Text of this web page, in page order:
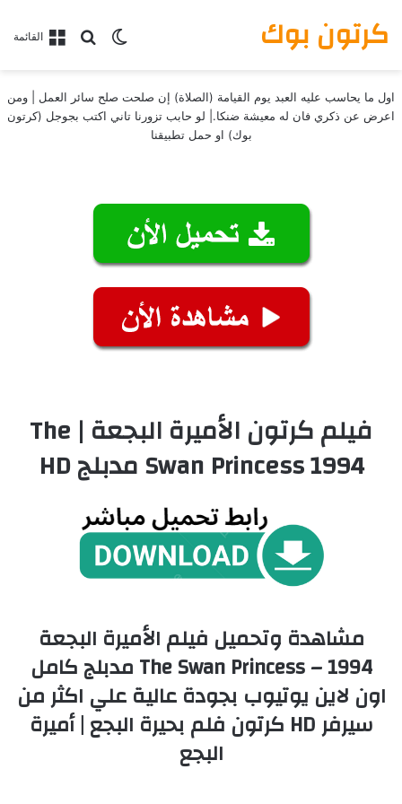
القائمةبحث عن
الوضع المظلم كرتون بوك
اول ما يحاسب عليه العبد يوم القيامة (الصلاة) إن صلحت صلح سائر العمل | ومن
اعرض عن ذكري فان له معيشة ضنكا.| لو حابب تزورنا تاني اكتب بجوجل (كرتون
بوك) او حمل تطبيقنا
فيلم كرتون الأميرة البجعة | The
Swan Princess 1994 مدبلج HD
مشاهدة وتحميل فيلم الأميرة البجعة
1994 – The Swan Princess مدبلج كامل
اون لاين يوتيوب بجودة عالية علي اكثر من
سيرفر HD كرتون فلم بحيرة البجع | أميرة
البجع